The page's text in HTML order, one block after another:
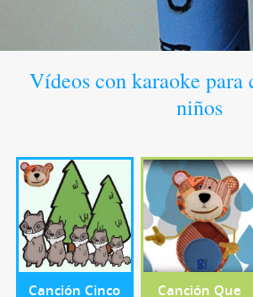
Vídeos con karaoke para
niños
Canción Cinco
Canción Que